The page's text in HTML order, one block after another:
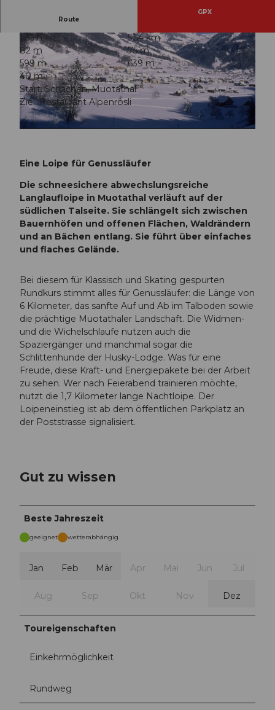
© erlebniswelt Muotathal, Stoos-Muotatal Tourismus
Route
GPX
1:35 h
5,54 km
82 m
75 m
599 m
639 m
40 m
Start: Schachen, Muotathal
Ziel: Restaurant Alpenrösli
Eine Loipe für Genussläufer
Die schneesichere abwechslungsreiche
Langlaufloipe in Muotathal verläuft auf der
südlichen Talseite. Sie schlängelt sich zwischen
Bauernhöfen und offenen Flächen, Waldrändern
und an Bächen entlang. Sie führt über einfaches
und flaches Gelände.
Bei diesem für Klassisch und Skating gespurten
Rundkurs stimmt alles für Genussläufer: die Länge von
6 Kilometer, das sanfte Auf und Ab im Talboden sowie
die prächtige Muotathaler Landschaft. Die Widmen-
und die Wichelschlaufe nutzen auch die
Spaziergänger und manchmal sogar die
Schlittenhunde der Husky-Lodge. Was für eine
Freude, diese Kraft- und Energiepakete bei der Arbeit
zu sehen. Wer nach Feierabend trainieren möchte,
nutzt die 1,7 Kilometer lange Nachtloipe. Der
Loipeneinstieg ist ab dem öffentlichen Parkplatz an
der Poststrasse signalisiert.
Gut zu wissen
Beste Jahreszeit
geeignet wetterabhängig
Jan Feb Mär Apr Mai Jun Jul
Aug Sep Okt Nov Dez
Toureigenschaften
Einkehrmöglichkeit
Rundweg